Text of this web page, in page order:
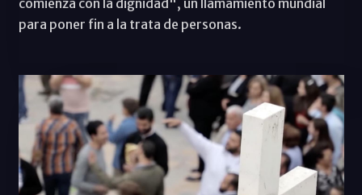
para poner fin a la trata de personas.